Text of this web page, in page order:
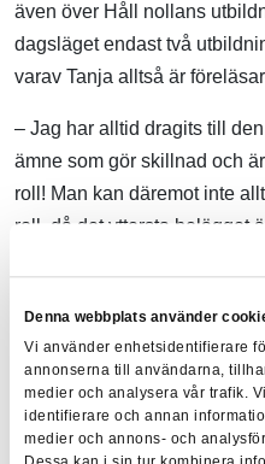
Denna webbplats använder
Vi använder enhetsidentifierare
annonserna till användarna,
medier och analysera vår trafik.
identifierare och annan
medier och annons- och
även över Håll nollans
dagsläget endast två
varav Tanja alltså är
– Jag har alltid dragits till
ämne som gör skillnad och
roll! Man kan däremot inte
roll, då det yttersta belägget
Förebygg i tidigt
Tanja betonar engagerat att
utbildning är att den
det tidiga skedet som i sin